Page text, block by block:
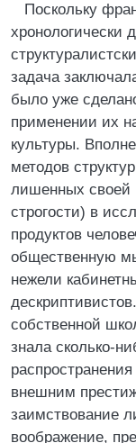
Поскольку
хронологически
задача
было уже
применении их
культуры.
методов
лишенных своей
строгости) в
продуктов
общественную
нежели
собственной
знала сколько-
внешним
заимствование
воображение,